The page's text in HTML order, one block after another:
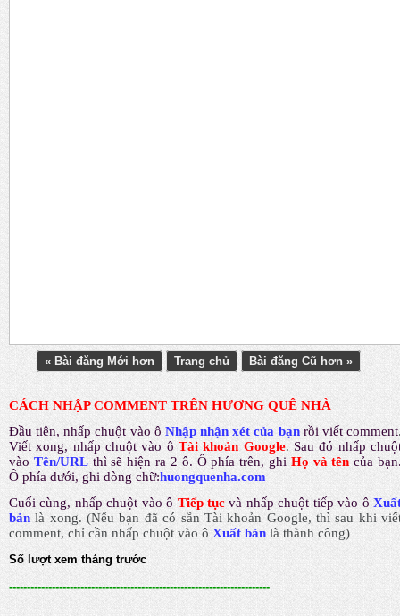
« Bài đăng Mới hơn Trang chủ Bài đăng Cũ hơn »
CÁCH NHẬP COMMENT TRÊN HƯƠNG QUÊ NHÀ
Đầu tiên, nhấp chuột vào ô Nhập nhận xét của bạn rồi viết comment
Viết xong, nhấp chuột vào ô Tài khoản Google. Sau đó nhấp
vào Tên/URL thì sẽ hiện ra 2 ô. Ô phía trên, ghi Họ và tên của
Ô phía dưới, ghi dòng chữ:huongquenha.com
Cuối cùng, nhấp chuột vào ô Tiếp tục và nhấp chuột tiếp vào ô
bản là xong.(Nếu bạn đã có sẵn Tài khoản Google, thì sau khi
comment, chỉ cần nhấp chuột vào ô Xuất bản là thành công)
Số lượt xem tháng trước
-------------------------------------------------------------------------